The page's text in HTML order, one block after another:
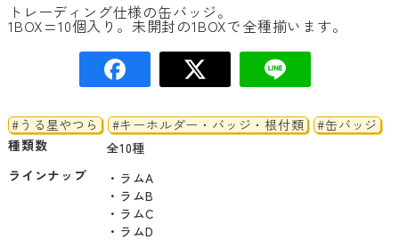
トレーディング仕様の缶バッジ。
1BOX=10個入り。未開封の1BOXで全種揃います。
#うる星やつら #キーホルダー・バッジ・根付類
#缶バッジ
種類数
全10種
ラインナップ
・ラムA
・ラムB
・ラムC
・ラムD